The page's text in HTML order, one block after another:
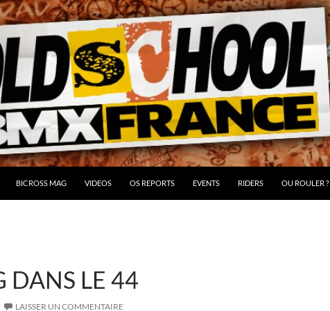
BICROSS MAG VIDEOS OS REPORTS EVENTS RIDERS OU ROULER ?
DANS LE 44
LAISSER UN COMMENTAIRE